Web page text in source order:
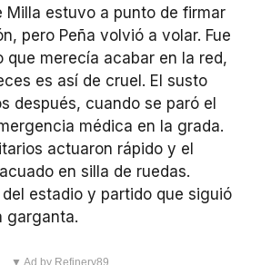
Milla estuvo a punto de firmar
pero Peña volvió a volar. Fue
que merecía acabar en la red,
es así de cruel. El susto
después, cuando se paró el
médica en la grada.
actuaron rápido y el
en silla de ruedas.
estadio y partido que siguió
garganta.